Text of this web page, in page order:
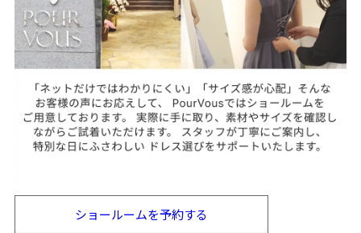
ショールームを予約する